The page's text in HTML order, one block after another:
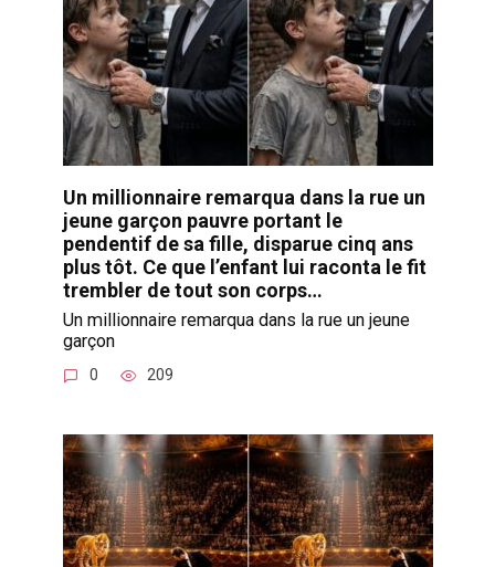
Un millionnaire remarqua dans la rue un
jeune garçon pauvre portant le
pendentif de sa fille, disparue cinq ans
plus tôt. Ce que l’enfant lui raconta le fit
trembler de tout son corps…
Un millionnaire remarqua dans la rue un jeune
garçon
0 209